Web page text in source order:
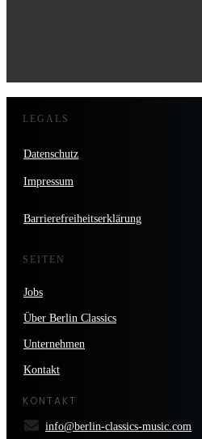
LEGALS
Datenschutz
Impressum
Barrierefreiheitserklärung
SEITEN
Jobs
Über Berlin Classics
Unternehmen
Kontakt
KONTAKT
info@berlin-classics-music.com